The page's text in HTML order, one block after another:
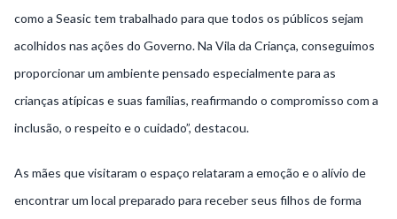
como a Seasic tem trabalhado para que todos os públicos sejam
acolhidos nas ações do Governo. Na Vila da Criança, conseguimos
proporcionar um ambiente pensado especialmente para as
crianças atípicas e suas famílias, reafirmando o compromisso com a
inclusão, o respeito e o cuidado”, destacou.
As mães que visitaram o espaço relataram a emoção e o alívio de
encontrar um local preparado para receber seus filhos de forma